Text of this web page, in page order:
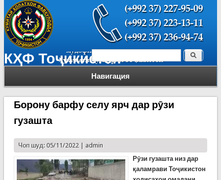
КҲФ Тоҷикистон
Навигация
Форма поиска Поиск
Борону барфу селу ярч дар рӯзи
гузашта
Чоп шуд: 05/11/2022 | admin
Рӯзи гузашта низ дар
қаламрави Тоҷикистон